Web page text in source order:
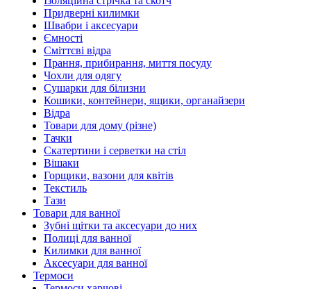
Придверні килимки
Швабри і аксесуари
Ємності
Сміттєві відра
Прання, прибирання, миття посуду
Чохли для одягу
Сушарки для білизни
Кошики, контейнери, ящики, органайзери
Відра
Товари для дому (різне)
Тачки
Скатертини і серветки на стіл
Вішаки
Горщики, вазони для квітів
Текстиль
Тази
Товари для ванної
Зубні щітки та аксесуари до них
Полиці для ванної
Килимки для ванної
Аксесуари для ванної
Термоси